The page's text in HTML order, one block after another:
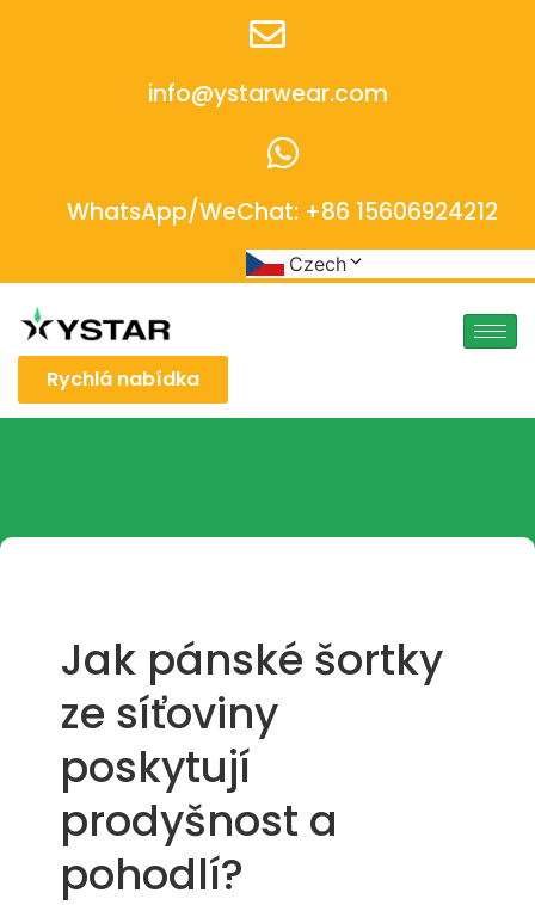
info@ystarwear.com
WhatsApp/WeChat: +86 15606924212
Czech
Rychlá nabídka
Jak pánské šortky
ze síťoviny
poskytují
prodyšnost a
pohodlí?